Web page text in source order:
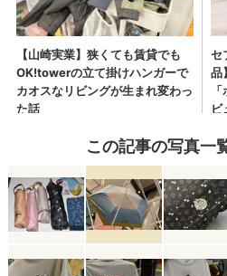
この記事の写真一